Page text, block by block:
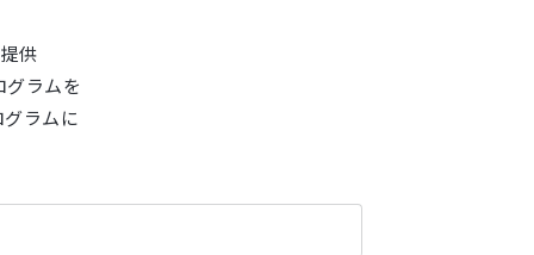
供
ラムを
ラムに